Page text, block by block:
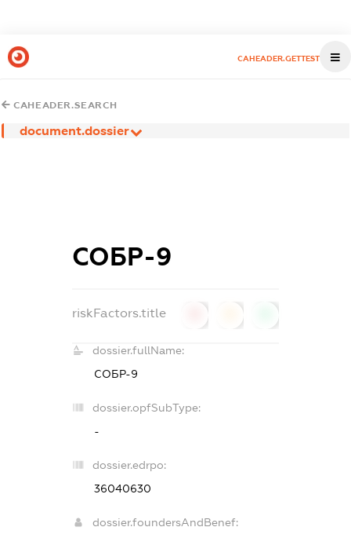
CAHEADER.GETTEST
CAHEADER.SEARCH
document.dossier
СОБР-9
riskFactors.title
dossier.fullName:
СОБР-9
dossier.opfSubType:
-
dossier.edrpo:
36040630
dossier.foundersAndBenef: